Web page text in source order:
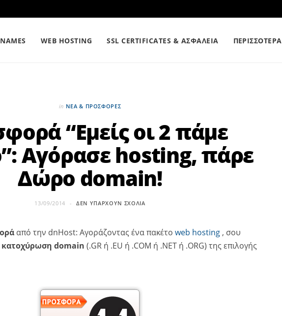
WEB HOSTING SSL CERTIFICATES & ΑΣΦΑΛΕΙΑ ΠΕΡΙΣΣΌΤΕΡΑ
in ΝΕΑ & ΠΡΟΣΦΟΡΕΣ
“Εμείς οι 2 πάμε
Αγόρασε hosting, πάρε
Δώρο domain!
13/09/2014 ΔΕΝ ΥΠΆΡΧΟΥΝ ΣΧΌΛΙΑ
από την dnHost: Αγοράζοντας ένα πακέτο web hosting , σου
domain (.GR ή .EU ή .COM ή .NET ή .ORG) της επιλογής